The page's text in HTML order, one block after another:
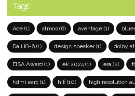
Tags
Ace (1) atmos (6) aventage (1)
Dali IO-6 (1) design speaker(1) dolby
EISA Award (1) ek 2024 (1) era (2)
hdmi earc (1) hifi (10) high resolution